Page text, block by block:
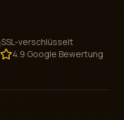
SSL-verschlüsselt
4.9 Google Bewertung